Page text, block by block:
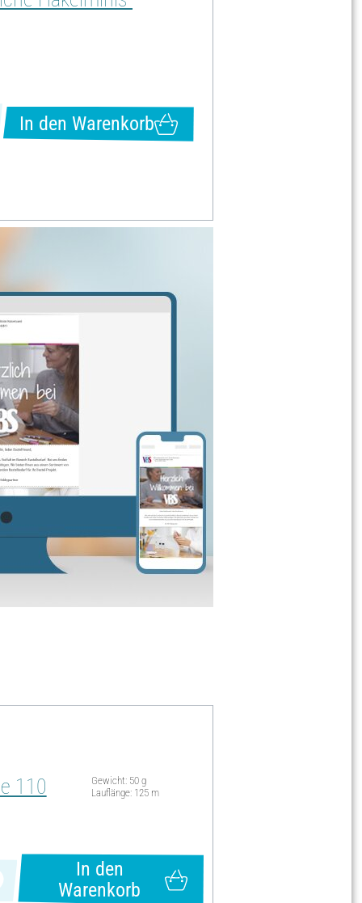
In den Warenkorb
110
Gewicht: 50 g
Lauflänge: 125 m
In den
Warenkorb